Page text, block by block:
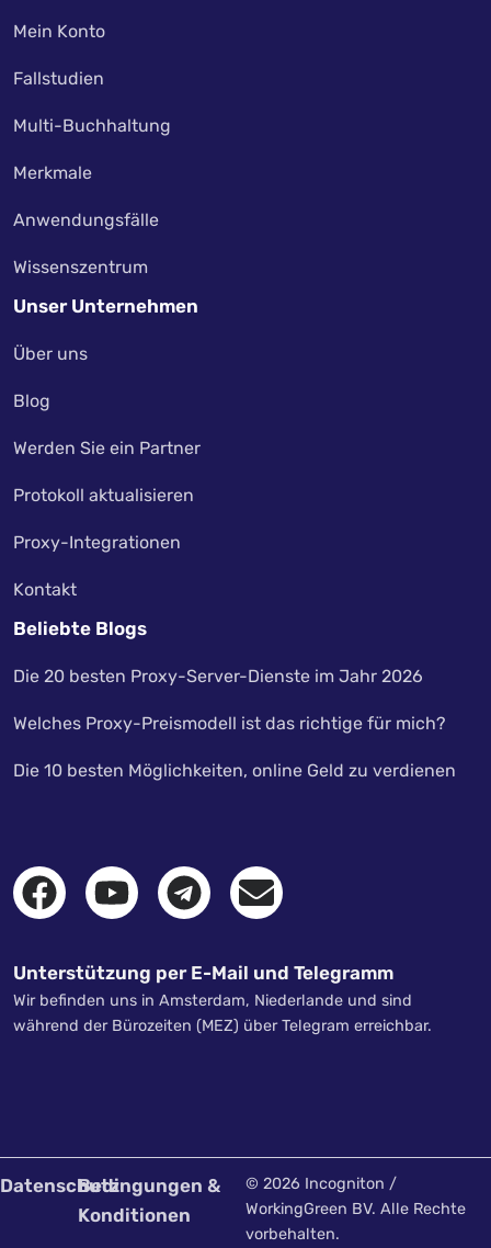
Mein Konto
Fallstudien
Multi-Buchhaltung
Merkmale
Anwendungsfälle
Wissenszentrum
Unser Unternehmen
Über uns
Blog
Werden Sie ein Partner
Protokoll aktualisieren
Proxy-Integrationen
Kontakt
Beliebte Blogs
Die 20 besten Proxy-Server-Dienste im Jahr 2026
Welches Proxy-Preismodell ist das richtige für mich?
Die 10 besten Möglichkeiten, online Geld zu verdienen
Unterstützung per E-Mail und Telegramm
Wir befinden uns in Amsterdam, Niederlande und sind
während der Bürozeiten (MEZ) über Telegram erreichbar.
© 2026 Incogniton /
WorkingGreen BV. Alle Rechte
vorbehalten.
DatenschutzBedingungen &
Konditionen